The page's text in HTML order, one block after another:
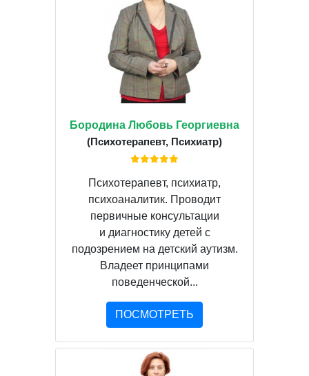
Бородина Любовь Георгиевна
(Психотерапевт, Психиатр)
Психотерапевт, психиатр,
психоаналитик. Проводит
первичные консультации
и диагностику детей с
подозрением на детский аутизм.
Владеет принципами
поведенческой...
ПОСМОТРЕТЬ